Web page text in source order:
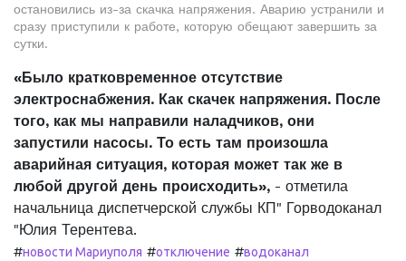
остановились из-за скачка напряжения. Аварию устранили и
сразу приступили к работе, которую обещают завершить за
сутки.
«Было кратковременное отсутствие
электроснабжения. Как скачек напряжения. После
того, как мы направили наладчиков, они
запустили насосы. То есть там произошла
аварийная ситуация, которая может так же в
любой другой день происходить», - отметила
начальница диспетчерской службы КП" Горводоканал
"Юлия Терентева.
#новости Мариуполя #отключение #водоканал